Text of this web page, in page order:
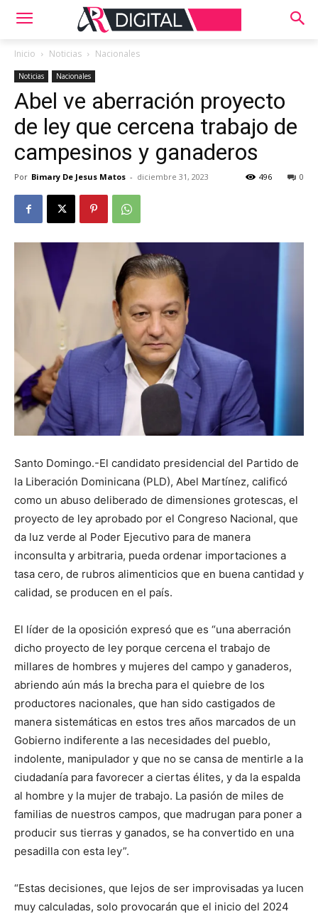
Inicio Noticias Nacionales
Noticias Nacionales
Abel ve aberración proyecto
de ley que cercena trabajo de
campesinos y ganaderos
Por Bimary De Jesus Matos - diciembre 31, 2023 0
496
Santo Domingo.-El candidato presidencial del Partido de
la Liberación Dominicana (PLD), Abel Martínez, calificó
como un abuso deliberado de dimensiones grotescas, el
proyecto de ley aprobado por el Congreso Nacional, que
da luz verde al Poder Ejecutivo para de manera
inconsulta y arbitraria, pueda ordenar importaciones a
tasa cero, de rubros alimenticios que en buena cantidad y
calidad, se producen en el país.
El líder de la oposición expresó que es “una aberración
dicho proyecto de ley porque cercena el trabajo de
millares de hombres y mujeres del campo y ganaderos,
abriendo aún más la brecha para el quiebre de los
productores nacionales, que han sido castigados de
manera sistemáticas en estos tres años marcados de un
Gobierno indiferente a las necesidades del pueblo,
indolente, manipulador y que no se cansa de mentirle a la
ciudadanía para favorecer a ciertas élites, y da la espalda
al hombre y la mujer de trabajo. La pasión de miles de
familias de nuestros campos, que madrugan para poner a
producir sus tierras y ganados, se ha convertido en una
pesadilla con esta ley”.
“Estas decisiones, que lejos de ser improvisadas ya lucen
muy calculadas, solo provocarán que el inicio del 2024